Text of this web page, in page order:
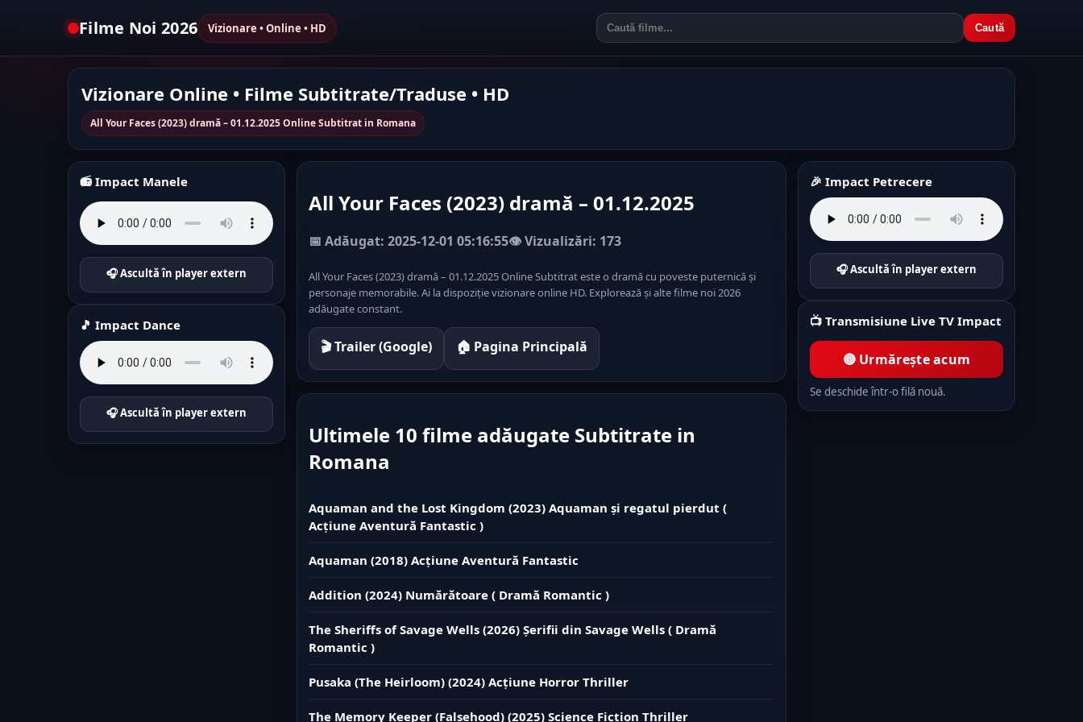
Filme Noi 2026 Vizionare • Online • HD Caută
Vizionare Online • Filme Subtitrate/Traduse • HD
All Your Faces (2023) dramă – 01.12.2025 Online Subtitrat in Romana
📻 Impact Manele
🎧 Ascultă în player extern
🎵 Impact Dance
🎧 Ascultă în player extern
All Your Faces (2023) dramă – 01.12.2025
📅 Adăugat: 2025-12-01 05:16:55👁️ Vizualizări: 173
All Your Faces (2023) dramă – 01.12.2025 Online Subtitrat este o dramă cu poveste puternică și
personaje memorabile. Ai la dispoziție vizionare online HD. Explorează și alte filme noi 2026
adăugate constant.
🎬 Trailer (Google) 🏠 Pagina Principală
Ultimele 10 filme adăugate Subtitrate in
Romana
Aquaman and the Lost Kingdom (2023) Aquaman și regatul pierdut (
Acțiune Aventură Fantastic )
Aquaman (2018) Acțiune Aventură Fantastic
Addition (2024) Numărătoare ( Dramă Romantic )
The Sheriffs of Savage Wells (2026) Șerifii din Savage Wells ( Dramă
Romantic )
Pusaka (The Heirloom) (2024) Acțiune Horror Thriller
The Memory Keeper (Falsehood) (2025) Science Fiction Thriller
🎉 Impact Petrecere
🎧 Ascultă în player extern
📺 Transmisiune Live TV Impact
🔴 Urmărește acum
Se deschide într-o filă nouă.